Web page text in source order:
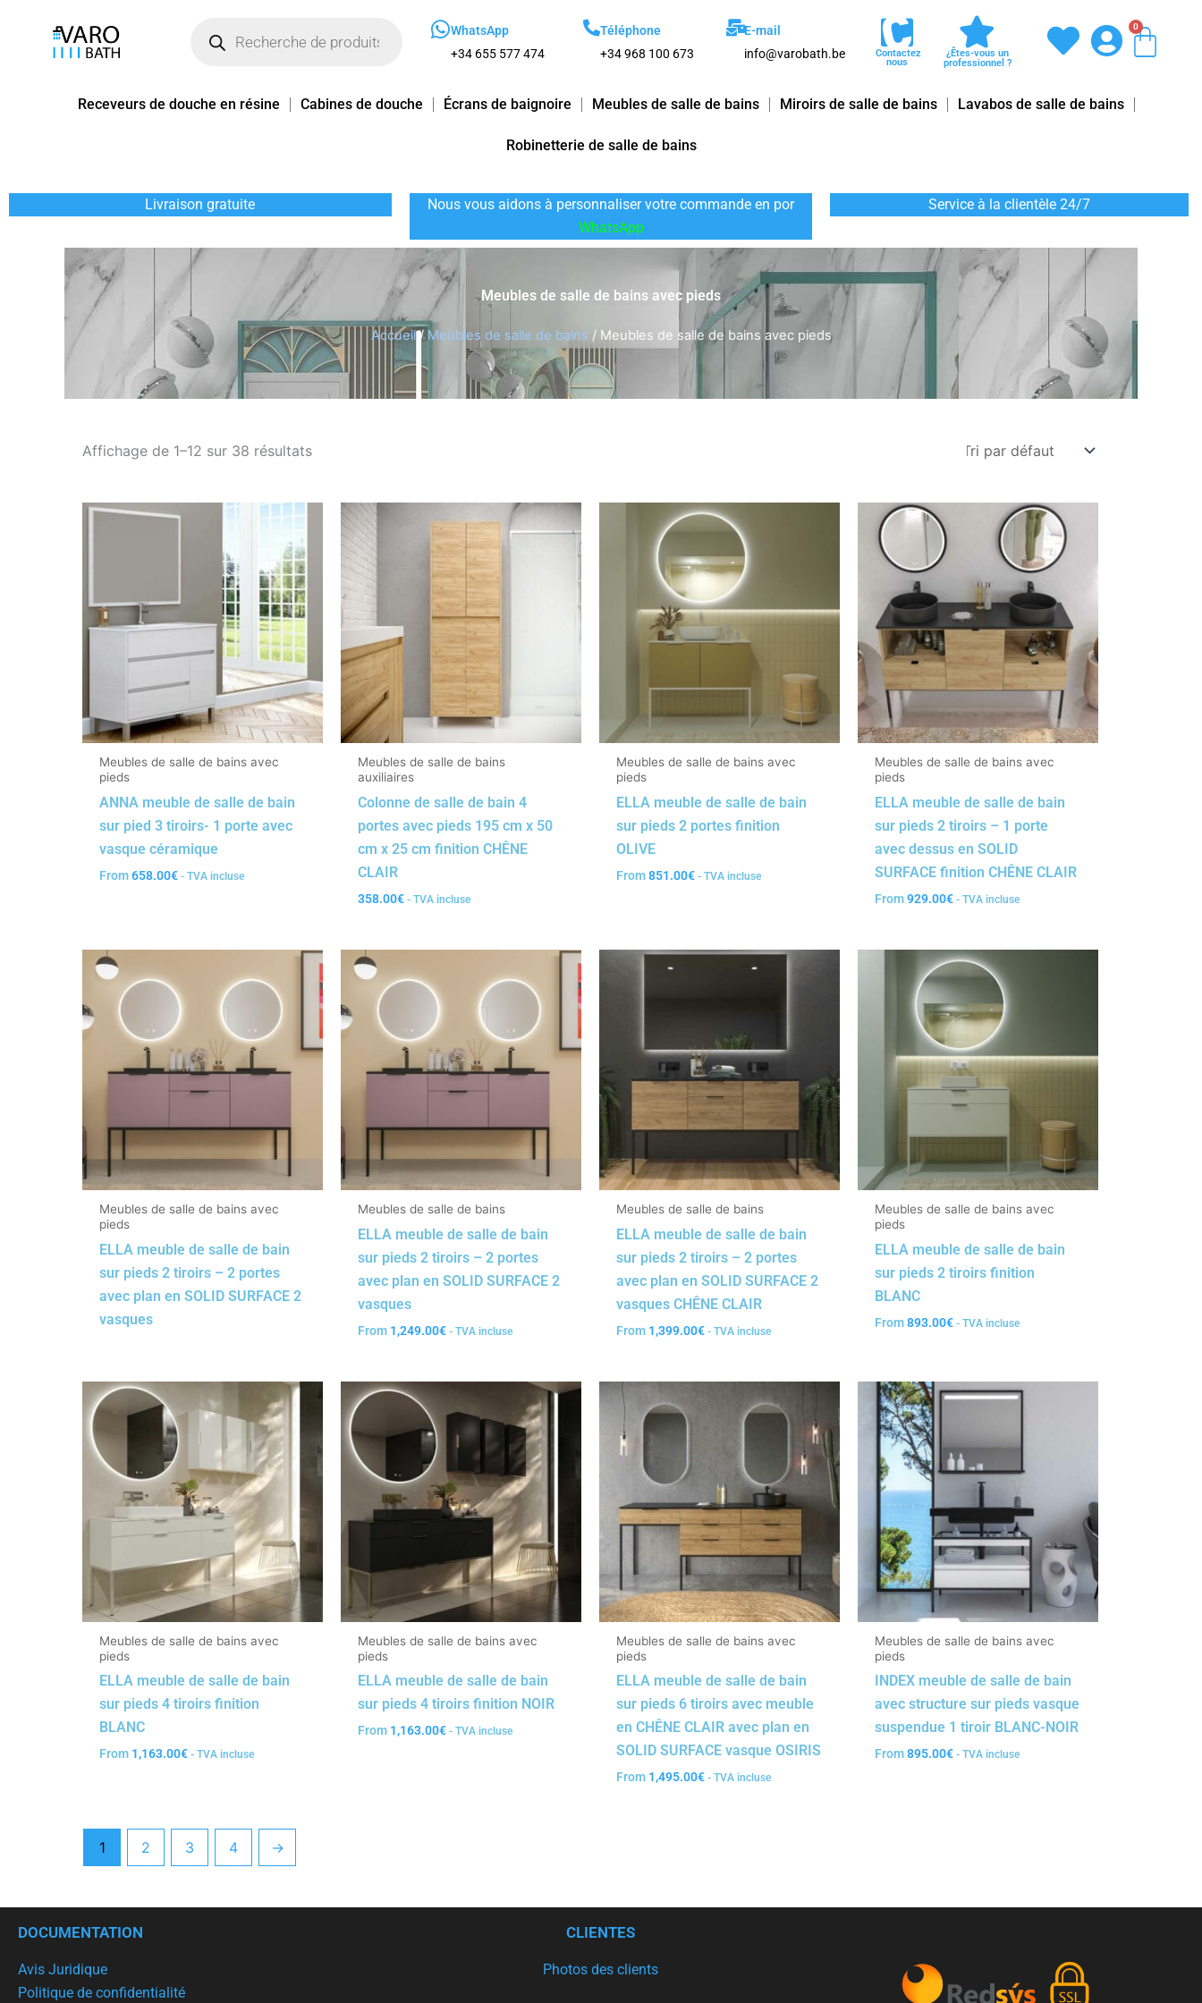
contenu
produits
WhatsApp
+34 655 577 474
Téléphone
+34 968 100 673
E-mail
info@varobath.be
Contactez
nous
¿Êtes-vous un
professionnel ?
0
Receveurs de douche en résine Cabines de douche Écrans de baignoire Meubles de salle de bains Miroirs de salle de bains Lavabos de salle de bains
Robinetterie de salle de bains
Livraison gratuite
Nous vous aidons à personnaliser votre commande en por
WhatsApp
Service à la clientèle 24/7
Meubles de salle de bains avec pieds
Accueil/Meubles de salle de bains / Meubles de salle de bains avec pieds
Affichage de 1–12 sur 38 résultats
Meubles de salle de bains avec
pieds
ANNA meuble de salle de bain
sur pied 3 tiroirs- 1 porte avec
vasque céramique
From658.00€ - TVA incluse
Meubles de salle de bains
auxiliaires
Colonne de salle de bain 4
portes avec pieds 195 cm x 50
cm x 25 cm finition CHÊNE
CLAIR
358.00€ - TVA incluse
Meubles de salle de bains avec
pieds
ELLA meuble de salle de bain
sur pieds 2 portes finition
OLIVE
From851.00€ - TVA incluse
Meubles de salle de bains avec
pieds
ELLA meuble de salle de bain
sur pieds 2 tiroirs – 1 porte
avec dessus en SOLID
SURFACE finition CHÊNE CLAIR
From 929.00€ - TVA incluse
Meubles de salle de bains avec
pieds
ELLA meuble de salle de bain
sur pieds 2 tiroirs – 2 portes
avec plan en SOLID SURFACE 2
vasques
Meubles de salle de bains
ELLA meuble de salle de bain
sur pieds 2 tiroirs – 2 portes
avec plan en SOLID SURFACE 2
vasques
From 1,249.00€ - TVA incluse
Meubles de salle de bains
ELLA meuble de salle de bain
sur pieds 2 tiroirs – 2 portes
avec plan en SOLID SURFACE 2
vasques CHÊNE CLAIR
From 1,399.00€ - TVA incluse
Meubles de salle de bains avec
pieds
ELLA meuble de salle de bain
sur pieds 2 tiroirs finition
BLANC
From 893.00€ - TVA incluse
Meubles de salle de bains avec
pieds
ELLA meuble de salle de bain
sur pieds 4 tiroirs finition
BLANC
From 1,163.00€ - TVA incluse
Meubles de salle de bains avec
pieds
ELLA meuble de salle de bain
sur pieds 4 tiroirs finition NOIR
From 1,163.00€ - TVA incluse
Meubles de salle de bains avec
pieds
ELLA meuble de salle de bain
sur pieds 6 tiroirs avec meuble
en CHÊNE CLAIR avec plan en
SOLID SURFACE vasque OSIRIS
From 1,495.00€ - TVA incluse
Meubles de salle de bains avec
pieds
INDEX meuble de salle de bain
avec structure sur pieds vasque
suspendue 1 tiroir BLANC-NOIR
From 895.00€ - TVA incluse
1 2 3 4 →
DOCUMENTATION
Avis Juridique
Politique de confidentialité
CLIENTES
Photos des clients